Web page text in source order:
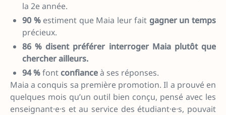
la 2e année.
90 % estiment que Maia leur fait gagner un temps
précieux.
86 % disent préférer interroger Maia plutôt que
chercher ailleurs.
94 %font confianceà ses réponses.
Maia a conquis sa première promotion. Il a prouvé en
quelques mois qu’un outil bien conçu, pensé avec les
enseignant·e·s et au service des étudiant·e·s, pouvait